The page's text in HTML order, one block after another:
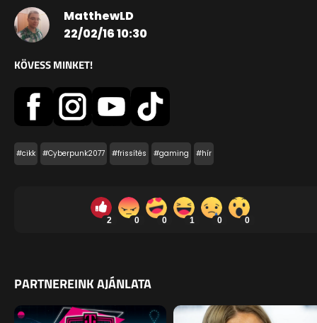
MatthewLD
22/02/16 10:30
KÖVESS MINKET!
#cikk #Cyberpunk2077 #frissítés #gaming #hír
2 0 0 1 0 0
PARTNEREINK AJÁNLATA